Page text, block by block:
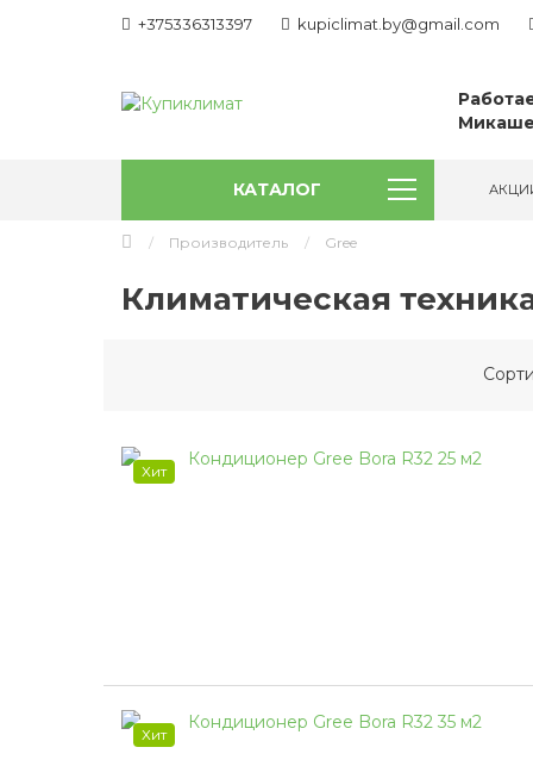
+375336313397 kupiclimat.by@gmail.com
КАТАЛОГ
Производитель Gree
Климатическая
Хит
Хит